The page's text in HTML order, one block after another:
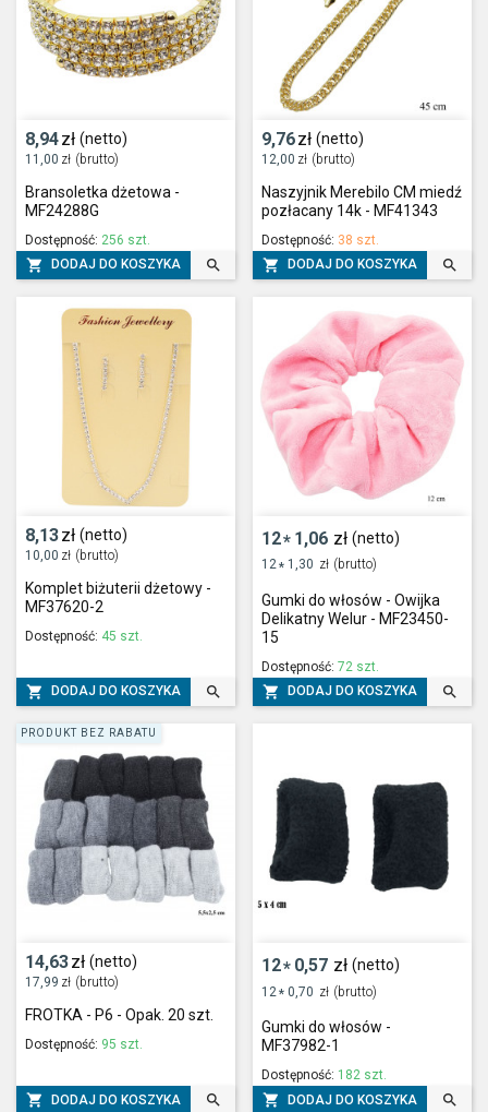
8,94zł (netto)
11,00 zł (brutto)
Bransoletka dżetowa -
MF24288G
Dostępność: 256 szt.
 DODAJ DO KOSZYKA 
9,76zł (netto)
12,00 zł (brutto)
Naszyjnik Merebilo CM miedź
pozłacany 14k - MF41343
Dostępność: 38 szt.
 DODAJ DO KOSZYKA 
8,13zł (netto)
10,00 zł (brutto)
Komplet biżuterii dżetowy -
MF37620-2
Dostępność: 45 szt.
 DODAJ DO KOSZYKA 
12* 1,06 zł (netto)
12* 1,30 zł (brutto)
Gumki do włosów - Owijka
Delikatny Welur - MF23450-
15
Dostępność: 72 szt.
 DODAJ DO KOSZYKA 
14,63zł (netto)
17,99 zł (brutto)
FROTKA - P6 - Opak. 20 szt.
Dostępność: 95 szt.
 DODAJ DO KOSZYKA 
PRODUKT BEZ RABATU
12* 0,57 zł (netto)
12 * 0,70 zł (brutto)
Gumki do włosów -
MF37982-1
Dostępność: 182 szt.
 DODAJ DO KOSZYKA 